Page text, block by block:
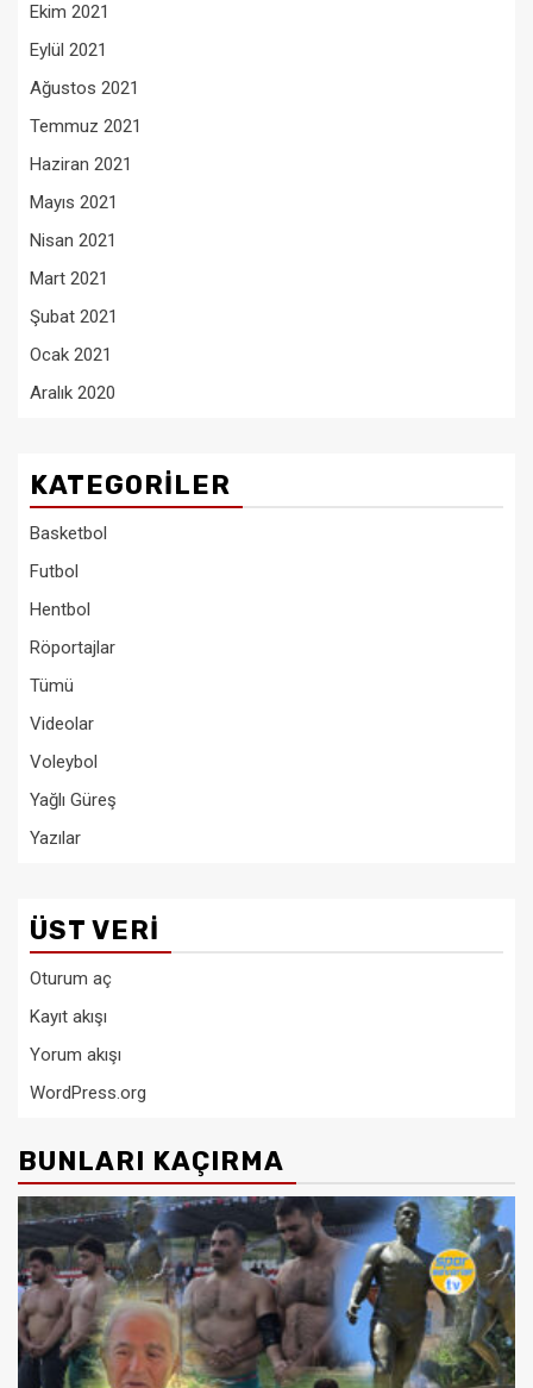
Ekim 2021
Eylül 2021
Ağustos 2021
Temmuz 2021
Haziran 2021
Mayıs 2021
Nisan 2021
Mart 2021
Şubat 2021
Ocak 2021
Aralık 2020
KATEGORILER
Basketbol
Futbol
Hentbol
Röportajlar
Tümü
Videolar
Voleybol
Yağlı Güreş
Yazılar
ÜST VERI
Oturum aç
Kayıt akışı
Yorum akışı
WordPress.org
BUNLARI KAÇIRMA